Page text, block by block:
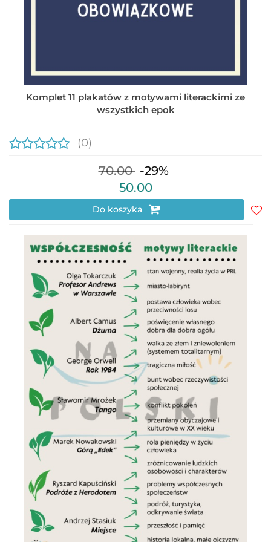
Komplet 11 plakatów z motywami literackimi ze
wszystkich epok
(0)
70.00 -29%
50.00
Do koszyka